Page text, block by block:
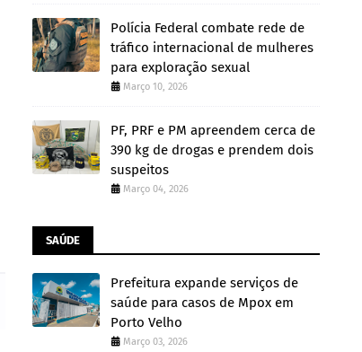
Polícia Federal combate rede de
tráfico internacional de mulheres
para exploração sexual
Março 10, 2026
PF, PRF e PM apreendem cerca de
390 kg de drogas e prendem dois
suspeitos
Março 04, 2026
SAÚDE
Prefeitura expande serviços de
saúde para casos de Mpox em
Porto Velho
Março 03, 2026